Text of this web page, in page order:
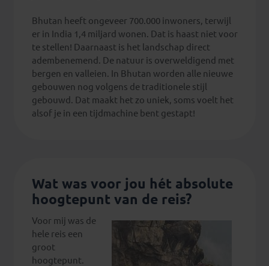
Bhutan heeft ongeveer 700.000 inwoners, terwijl
er in India 1,4 miljard wonen. Dat is haast niet voor
te stellen! Daarnaast is het landschap direct
adembenemend. De natuur is overweldigend met
bergen en valleien. In Bhutan worden alle nieuwe
gebouwen nog volgens de traditionele stijl
gebouwd. Dat maakt het zo uniek, soms voelt het
alsof je in een tijdmachine bent gestapt!
Wat was voor jou hét absolute
hoogtepunt van de reis?
Voor mij was de
hele reis een
groot
hoogtepunt.